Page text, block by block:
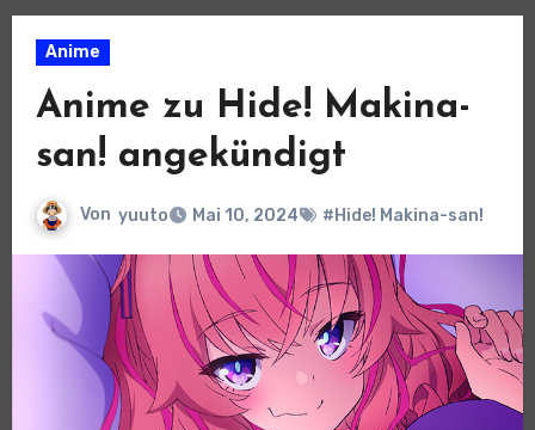
Anime
Anime zu Hide! Makina-
san! angekündigt
Von yuuto Mai 10, 2024 #Hide! Makina-san!